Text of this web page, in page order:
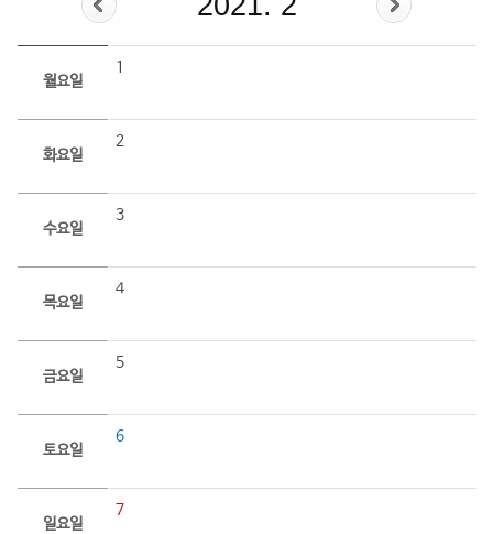
월요일
1
화요일
2
수요일
3
목요일
4
금요일
5
토요일
6
일요일
7